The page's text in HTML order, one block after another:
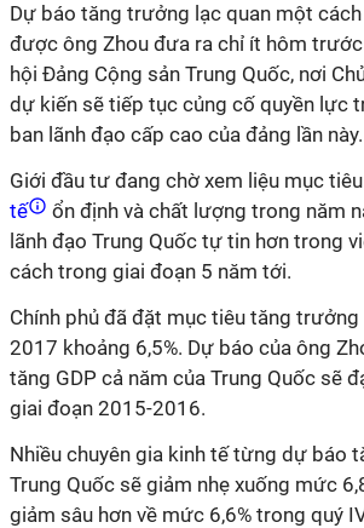
Dự báo tăng trưởng lạc quan một
được ông Zhou đưa ra chỉ ít hôm
hội Đảng Cộng sản Trung Quốc, nơi
dự kiến sẽ tiếp tục củng cố quyền lực
ban lãnh đạo cấp cao của đảng lần này.
Giới đầu tư đang chờ xem liệu mục tiêu
tế
ổn định và chất lượng trong năm
lãnh đạo Trung Quốc tự tin hơn trong
cách trong giai đoạn 5 năm tới.
Chính phủ đã đặt mục tiêu tăng trưởng
2017 khoảng 6,5%. Dự báo của ông
tăng GDP cả năm của Trung Quốc sẽ
giai đoạn 2015-2016.
Nhiều chuyên gia kinh tế từng dự báo
Trung Quốc sẽ giảm nhẹ xuống mức
giảm sâu hơn về mức 6,6% trong quý